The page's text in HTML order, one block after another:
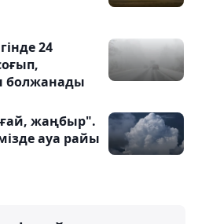
24
болжанады
жаңбыр".
ауа райы